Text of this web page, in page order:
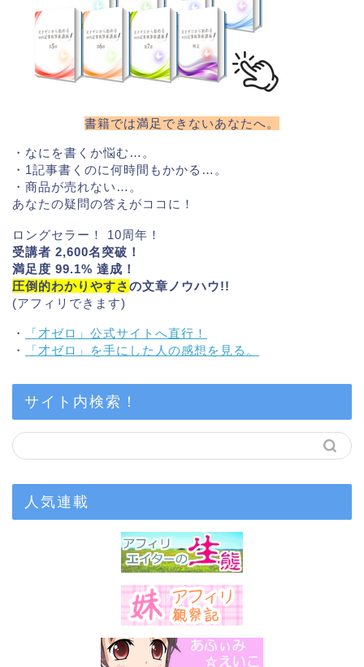
書籍では満足できないあなたへ。
・なにを書くか悩む…。
・1記事書くのに何時間もかかる…。
・商品が売れない…。
あなたの疑問の答えがココに！
ロングセラー！ 10周年！
受講者 2,600名突破！
満足度 99.1% 達成！
圧倒的わかりやすさの文章ノウハウ!!
(アフィリできます)
・
「才ゼロ」公式サイトへ直行！
・
「才ゼロ」を手にした人の感想を見る。
サイト内検索！
人気連載